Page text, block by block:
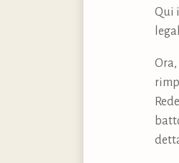
Qui
Ora,